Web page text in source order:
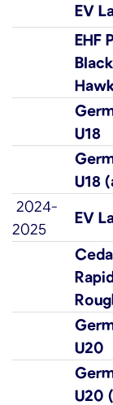
EV
EHF
Black
U18
U18
2024-
2025
EV
U20
U20